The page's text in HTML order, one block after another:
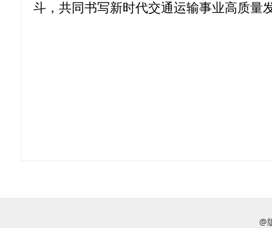
斗，共同书写新时代交通运输事业高质量
@